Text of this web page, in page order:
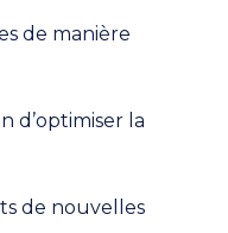
de manière
d’optimiser la
de nouvelles